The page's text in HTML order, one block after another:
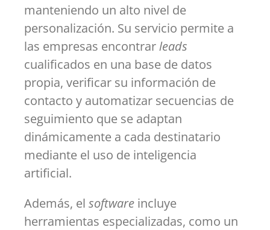
manteniendo un alto nivel de
personalización. Su servicio permite a
las empresas encontrarleads
cualificados en una base de datos
propia, verificar su información de
contacto y automatizar secuencias de
seguimiento que se adaptan
dinámicamente a cada destinatario
mediante el uso de inteligencia
artificial.
Además, el softwareincluye
herramientas especializadas, como un